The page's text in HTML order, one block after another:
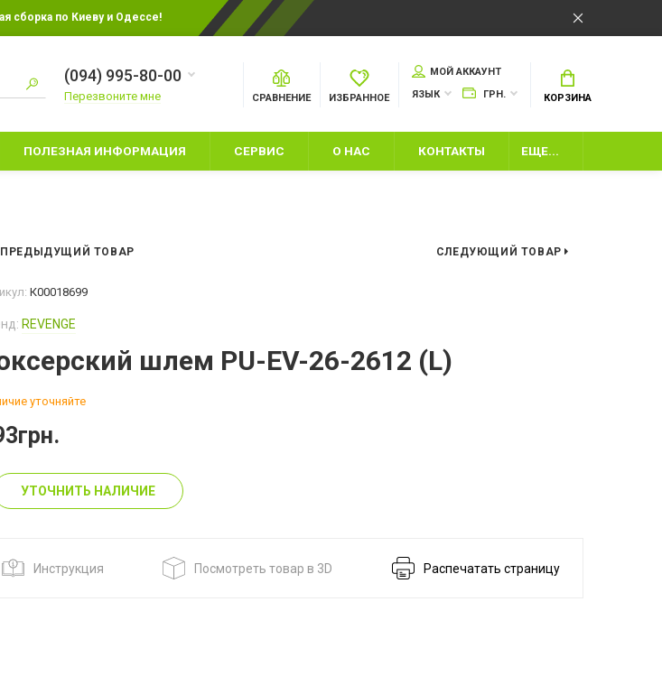
сборка по Киеву и Одессе!
(094) 995-80-00
Перезвоните мне СРАВНЕНИЕ ИЗБРАННОЕ
МОЙ АККАУНТ
ЯЗЫК
ГРН. КОРЗИНА
ПЕРЧАТКИ ДЛЯ КАРАТЕ
ПЕРЧАТКИ ДЛЯ ММА
ШЛЕМЫ
СПАЛЬНЫЕ МЕШКИ
ПОЛЕЗНАЯ ИНФОРМАЦИЯ СЕРВИС О НАС КОНТАКТЫ ЕЩЕ...
ПРЕДЫДУЩИЙ ТОВАР СЛЕДУЮЩИЙ ТОВАР
К00018699
REVENGE
шлем PU-EV-26-2612 (L)
уточняйте
УТОЧНИТЬ НАЛИЧИЕ
Инструкция Посмотреть товар в 3D Распечатать страницу